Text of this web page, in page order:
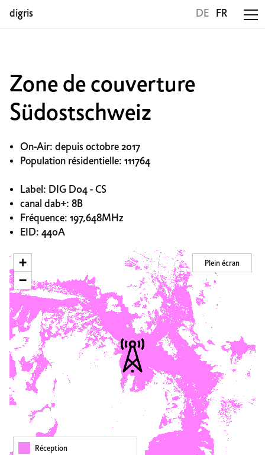
digris DE FR
Zone de couverture
Südostschweiz
On-Air: depuis octobre 2017
Population résidentielle: 111764
Label: DIG D04 - CS
canal dab+: 8B
Fréquence: 197,648MHz
EID: 440A
+
−
Plein écran
Réception